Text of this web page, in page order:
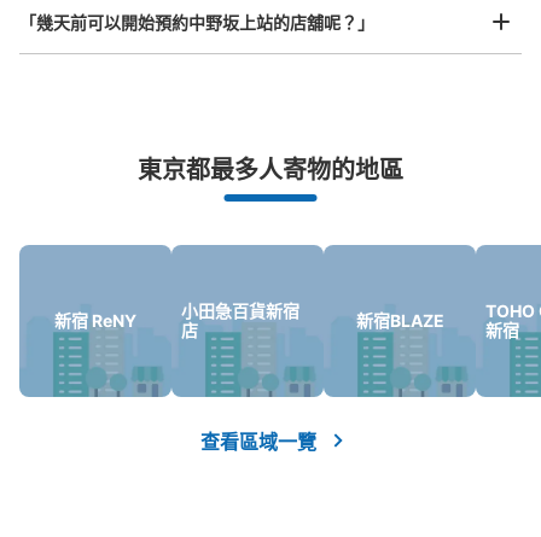
發生行李破損、被偷等狀況時安心有保障
「幾天前可以開始預約中野坂上站的店舖呢？」
東京都最多人寄物的地區
新宿 ReNY
小田急百貨新宿
店
新宿BLAZE
新宿
查看區域一覽